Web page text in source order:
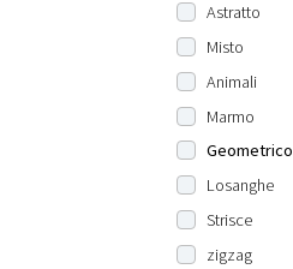
Astratto
Misto
Animali
Marmo
Geometrico
Losanghe
Strisce
zigzag